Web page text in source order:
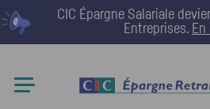
CIC Épargne Salariale
Entreprises.